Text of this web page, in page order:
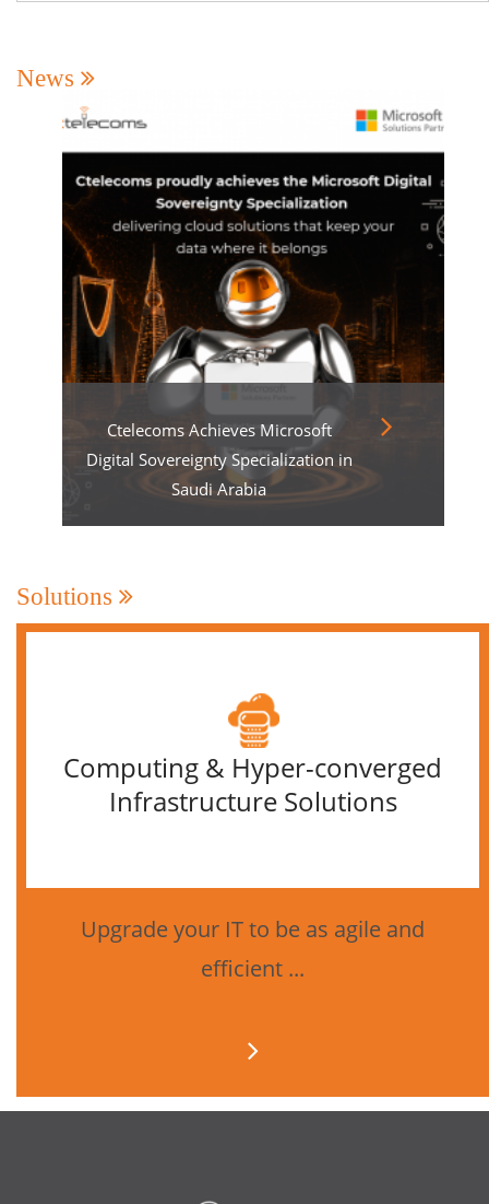
News
Ctelecoms Achieves Microsoft
Digital Sovereignty Specialization in
Saudi Arabia
Solutions
Computing & Hyper-converged
Infrastructure Solutions
Upgrade your IT to be as agile and
efficient ...